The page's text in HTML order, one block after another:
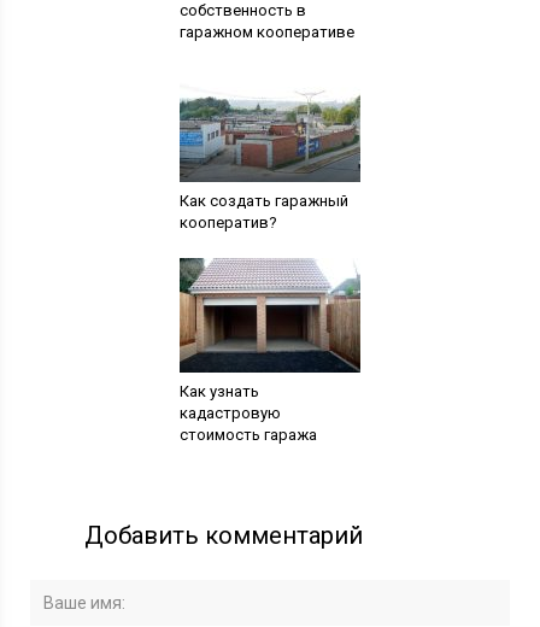
собственность в
гаражном кооперативе
Как создать гаражный
кооператив?
Как узнать
кадастровую
стоимость гаража
Добавить комментарий